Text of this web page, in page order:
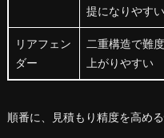
提になりやすい
リアフェン
ダー
二重構造で難
上がりやすい
順番に、見積もり精度を高め